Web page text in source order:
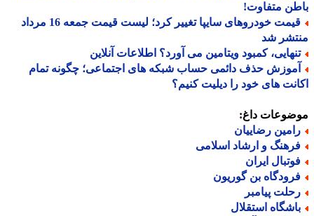
متفاوت!
قیمت خودروهای سایپا تغییر کرد؛ لیست قیمت جمعه 16 مرداد
شد
کمبود ویتامین می آورد؟ اطلاعات آنلاین
حذف دائمی حساب شبکه های اجتماعی؛ چگونه تمام
های خود را دیلیت کنیم؟
داغ:
رضاییان
و ارشاد اسلامی
ایران
بن گوریون
پیامبر
استقلال